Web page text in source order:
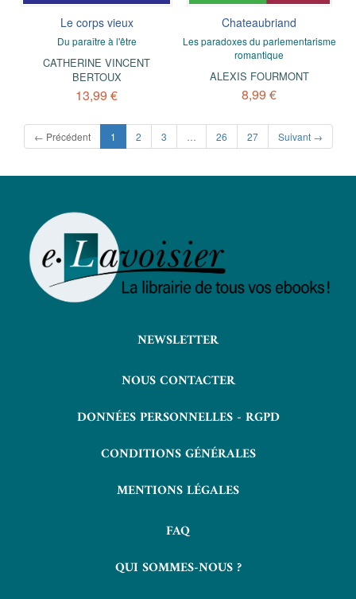
Le corps vieux
Du paraître à l'être
CATHERINE VINCENT
BERTOUX
13,99 €
Chateaubriand
Les paradoxes du parlementarisme
romantique
ALEXIS FOURMONT
8,99 €
← Précédent 1 (current)
2 3 26 27 Suivant →
NEWSLETTER
NOUS CONTACTER
DONNÉES PERSONNELLES - RGPD
CONDITIONS GÉNÉRALES
MENTIONS LÉGALES
FAQ
QUI SOMMES-NOUS ?